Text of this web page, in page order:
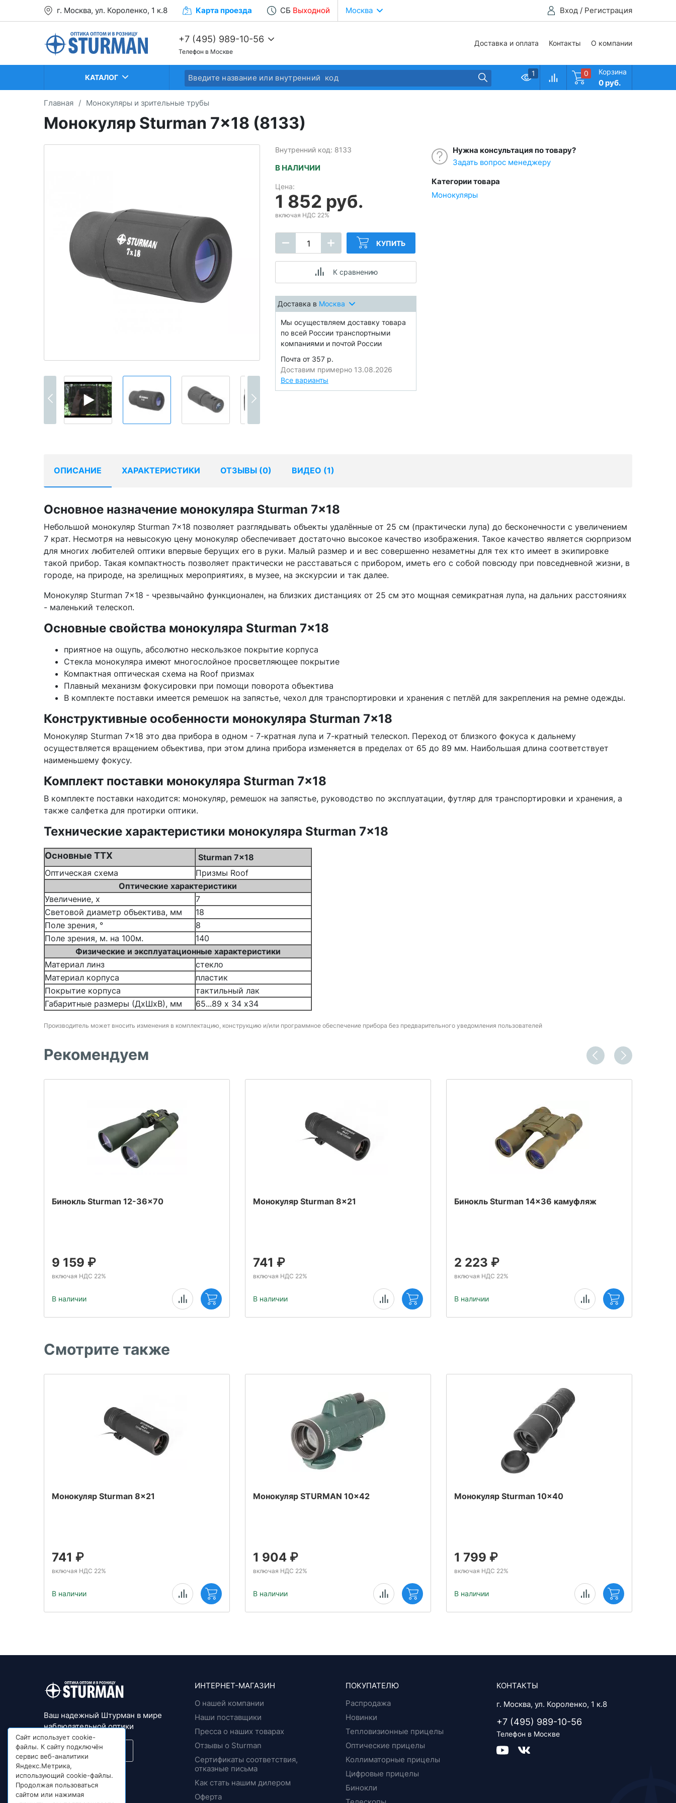
Вход / Регистрация
г. Москва, ул. Короленко, 1 к.8 Карта проезда СБ Выходной Москва
Доставка и оплата Контакты О компании
+7 (495) 989-10-56
+7 (499) 268-22-37
+7 (499) 268-04-14
Телефон в Москве
1 0 Корзина
0 руб.
КАТАЛОГ
Главная / Монокуляры и зрительные трубы
Монокуляр Sturman 7x18 (8133)
Внутренний код: 8133
В НАЛИЧИИ
Цена:
1 852 руб.
включая НДС 22%
КУПИТЬ
К сравнению
Доставка в Москва
Мы осуществляем доставку товара
по всей России транспортными
компаниями и почтой России
Почта от 357 р.
Доставим примерно 13.08.2026
Все варианты
Нужна консультация по товару?
Задать вопрос менеджеру
Категории товара
Монокуляры
ОПИСАНИЕ ХАРАКТЕРИСТИКИ ОТЗЫВЫ (0) ВИДЕО (1)
Основное назначение монокуляра Sturman 7x18
Небольшой монокуляр Sturman 7x18 позволяет разглядывать объекты удалённые от 25 см (практически лупа) до бесконечности с увеличением
7 крат. Несмотря на невысокую цену монокуляр обеспечивает достаточно высокое качество изображения. Такое качество является сюрпризом
для многих любителей оптики впервые берущих его в руки. Малый размер и и вес совершенно незаметны для тех кто имеет в экипировке
такой прибор. Такая компактность позволяет практически не расставаться с прибором, иметь его с собой повсюду при повседневной жизни, в
городе, на природе, на зрелищных мероприятиях, в музее, на экскурсии и так далее.
Монокуляр Sturman 7x18 - чрезвычайно функционален, на близких дистанциях от 25 см это мощная семикратная лупа, на дальних расстояниях
- маленький телескоп.
Основные свойства монокуляра Sturman 7x18
приятное на ощупь, абсолютно нескользкое покрытие корпуса
Стекла монокуляра имеют многослойное просветляющее покрытие
Компактная оптическая схема на Roof призмах
Плавный механизм фокусировки при помощи поворота объектива
В комплекте поставки имеется ремешок на запястье, чехол для транспортировки и хранения с петлёй для закрепления на ремне одежды.
Конструктивные особенности монокуляра Sturman 7x18
Монокуляр Sturman 7x18 это два прибора в одном - 7-кратная лупа и 7-кратный телескоп. Переход от близкого фокуса к дальнему
осуществляется вращением объектива, при этом длина прибора изменяется в пределах от 65 до 89 мм. Наибольшая длина соответствует
наименьшему фокусу.
Комплект поставки монокуляра Sturman 7x18
В комплекте поставки находится: монокуляр, ремешок на запястье, руководство по эксплуатации, футляр для транспортировки и хранения, а
также салфетка для протирки оптики.
Технические характеристики монокуляра Sturman 7x18
Основные ТТХ
Sturman 7x18
Оптическая схема
Призмы Roof
Оптические характеристики
Увеличение, x
7
Световой диаметр объектива, мм
18
Поле зрения, °
8
Поле зрения, м. на 100м.
140
Физические и эксплуатационные характеристики
Материал линз
стекло
Материал корпуса
пластик
Покрытие корпуса
тактильный лак
Габаритные размеры (ДхШхВ), мм
65...89 х 34 х34
Производитель может вносить изменения в комплектацию, конструкцию и/или программное обеспечение прибора без предварительного уведомления пользователей
Рекомендуем
Бинокль Sturman 12-36x70
9 159 ₽
включая НДС 22%
В наличии
Монокуляр Sturman 8x21
741 ₽
включая НДС 22%
В наличии
Бинокль Sturman 14x36 камуфляж
2 223 ₽
включая НДС 22%
В наличии
Смотрите также
Монокуляр Sturman 8x21
741 ₽
включая НДС 22%
В наличии
Монокуляр STURMAN 10x42
1 904 ₽
включая НДС 22%
В наличии
Монокуляр Sturman 10x40
1 799 ₽
включая НДС 22%
В наличии
Ваш надежный Штурман в мире
наблюдательной оптики
Подписка на новости
© 1992 - 2026
ИНТЕРНЕТ-МАГАЗИН
О нашей компании
Наши поставщики
Пресса о наших товарах
Отзывы о Sturman
Сертификаты соответствия,
отказные письма
Как стать нашим дилером
Оферта
ПОКУПАТЕЛЮ
Распродажа
Новинки
Тепловизионные прицелы
Оптические прицелы
Коллиматорные прицелы
Цифровые прицелы
Бинокли
КОНТАКТЫ
г. Москва, ул. Короленко, 1 к.8
+7 (495) 989-10-56
Телефон в Москве
Сайт использует cookie-
файлы. К сайту подключён
сервис веб-аналитики
Яндекс.Метрика,
использующий cookie-файлы.
Продолжая пользоваться
сайтом или нажимая